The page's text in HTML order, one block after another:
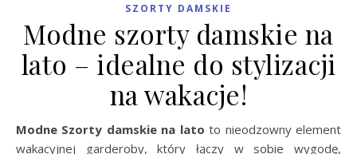
SZORTY DAMSKIE
Modne szorty damskie na
lato – idealne do stylizacji
na wakacje!
Modne Szorty damskie na lato to nieodzowny element
wakacyjnej garderoby, który łączy w sobie wygodę,